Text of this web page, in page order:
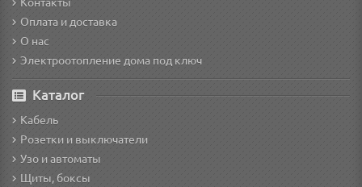
Оплата и доставка
О нас
Электроотопление дома под ключ
Каталог
Кабель
Розетки и выключатели
Узо и автоматы
Щиты, боксы